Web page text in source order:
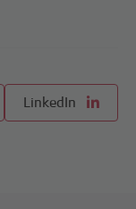
LinkedIn